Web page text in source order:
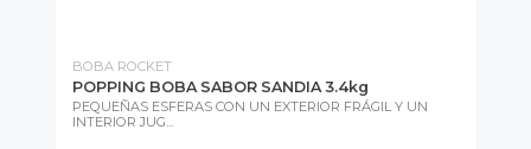
BOBA ROCKET
POPPING BOBA SABOR SANDIA 3.4kg
PEQUEÑAS ESFERAS CON UN EXTERIOR FRÁGIL Y UN
INTERIOR JUG...